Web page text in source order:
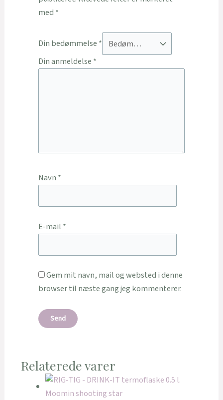
med *
Din bedømmelse *
Din anmeldelse *
Navn *
E-mail *
Gem mit navn, mail og websted i denne
browser til næste gang jeg kommenterer.
Relaterede varer